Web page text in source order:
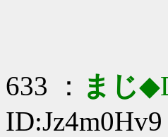
633 ： まじ
ID:Jz4m0Hv9